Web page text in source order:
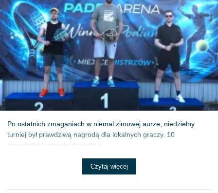
Po ostatnich zmaganiach w niemal zimowej aurze, niedzielny
turniej był prawdziwą nagrodą dla lokalnych graczy. 10
zawodników stanęło do walki o ...
Czytaj więcej